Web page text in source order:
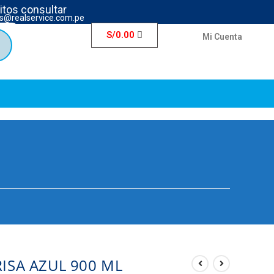
consultar
S/0.00 Mi Cuenta
AZUL 900 ML